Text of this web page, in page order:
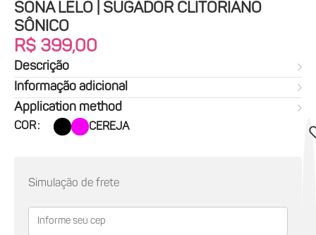
SONA LELO | SUGADOR CLITORIANO
SÔNICO
R$ 399,00
Descrição
Informação adicional
Application method
COR CEREJA
Simulação de frete